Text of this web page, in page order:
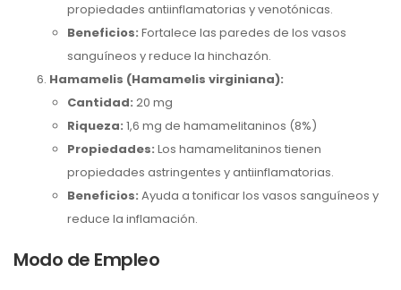
propiedades antiinflamatorias y venotónicas.
Beneficios: Fortalece las paredes de los vasos
sanguíneos y reduce la hinchazón.
Hamamelis (Hamamelis virginiana):
Cantidad: 20 mg
Riqueza: 1,6 mg de hamamelitaninos (8%)
Propiedades: Los hamamelitaninos tienen
propiedades astringentes y antiinflamatorias.
Beneficios: Ayuda a tonificar los vasos sanguíneos y
reduce la inflamación.
Modo de Empleo